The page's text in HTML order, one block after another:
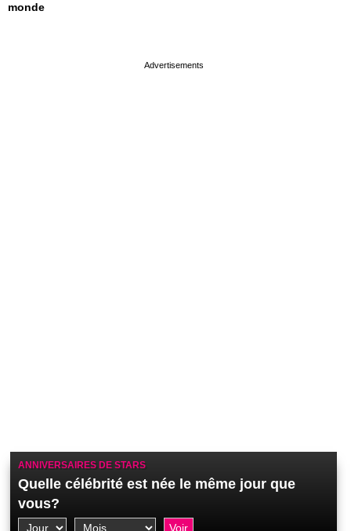
monde
ANNIVERSAIRES DE STARS
Quelle célébrité est née le même jour que
vous?